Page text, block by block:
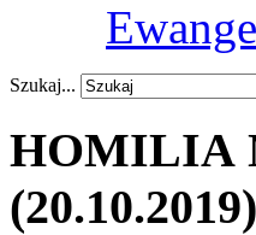
Szukaj...
HOMILIA
(20.10.2019)